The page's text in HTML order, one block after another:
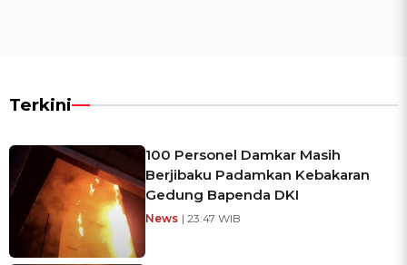
Terkini
100 Personel Damkar Masih
Berjibaku Padamkan Kebakaran
Gedung Bapenda DKI
News | 23:47 WIB